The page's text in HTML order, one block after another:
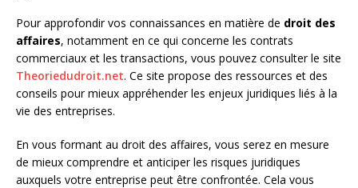
Pour approfondir vos connaissances en matière de droit des
affaires, notamment en ce qui concerne les contrats
commerciaux et les transactions, vous pouvez consulter le site
Theoriedudroit.net. Ce site propose des ressources et des
conseils pour mieux appréhender les enjeux juridiques liés à la
vie des entreprises.
En vous formant au droit des affaires, vous serez en mesure
de mieux comprendre et anticiper les risques juridiques
auxquels votre entreprise peut être confrontée. Cela vous